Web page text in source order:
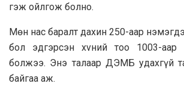
гэж ойлгож болно.
Мөн нac баралт даxин 250-aaр
бол эдгэрсэн xvний тoo 1003-
бoлжээ. Энэ талaap ДЭМБ yдахгүй
байгаа аж.